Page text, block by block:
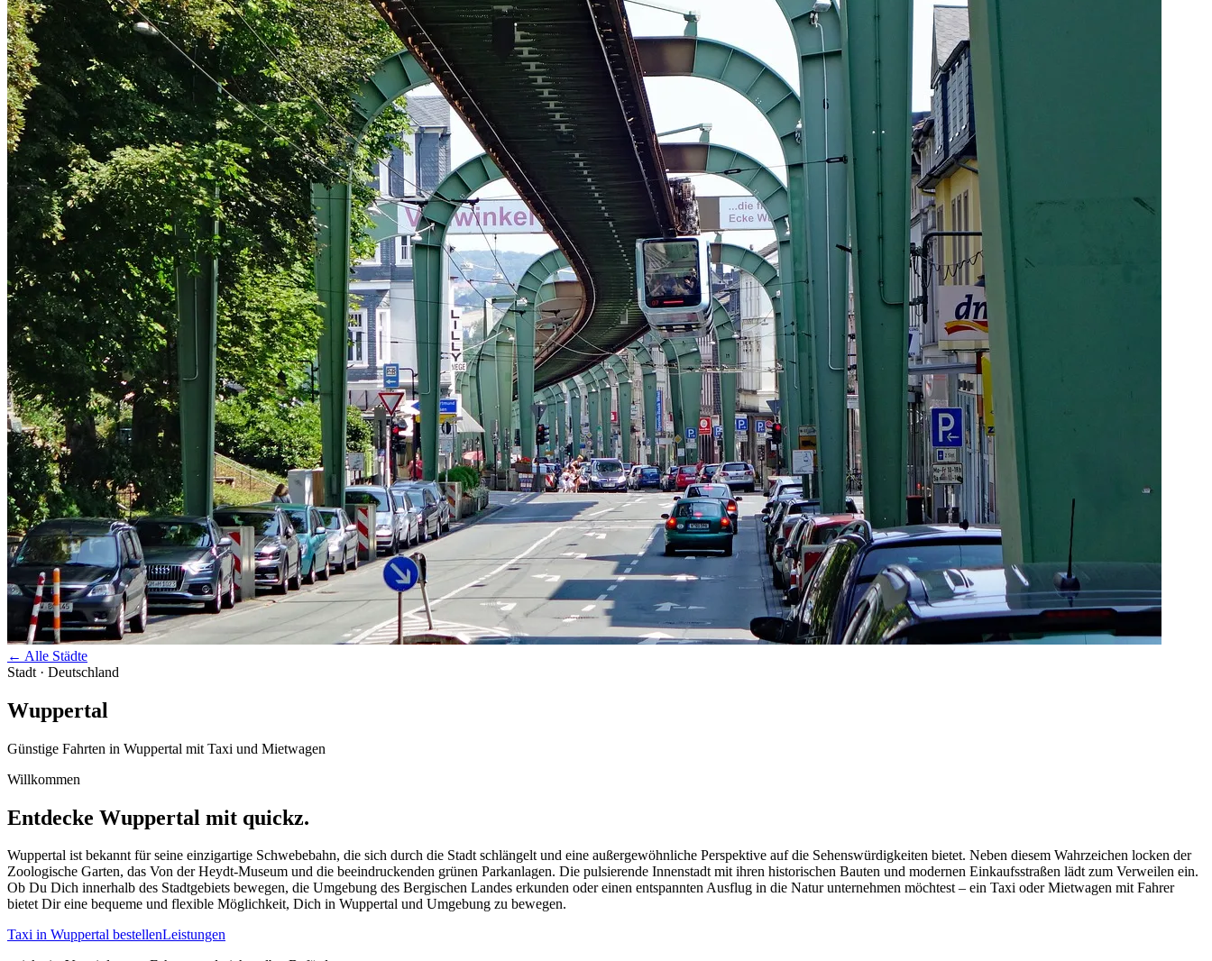
← Alle Städte
Stadt · Deutschland
Wuppertal
Günstige Fahrten in Wuppertal mit Taxi und Mietwagen
Willkommen
Entdecke Wuppertal mit quickz.
Wuppertal ist bekannt für seine einzigartige Schwebebahn, die sich durch die Stadt schlängelt und eine außergewöhnliche Perspektive auf die Sehenswürdigkeiten bietet. Neben diesem Wahrzeichen locken der
Zoologische Garten, das Von der Heydt-Museum und die beeindruckenden grünen Parkanlagen. Die pulsierende Innenstadt mit ihren historischen Bauten und modernen Einkaufsstraßen lädt zum Verweilen ein.
Ob Du Dich innerhalb des Stadtgebiets bewegen, die Umgebung des Bergischen Landes erkunden oder einen entspannten Ausflug in die Natur unternehmen möchtest – ein Taxi oder Mietwagen mit Fahrer
bietet Dir eine bequeme und flexible Möglichkeit, Dich in Wuppertal und Umgebung zu bewegen.
Taxi in Wuppertal bestellenLeistungen